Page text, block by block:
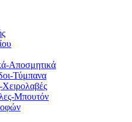
Αποσμητικά
Τύμπανα
Μπουτόν